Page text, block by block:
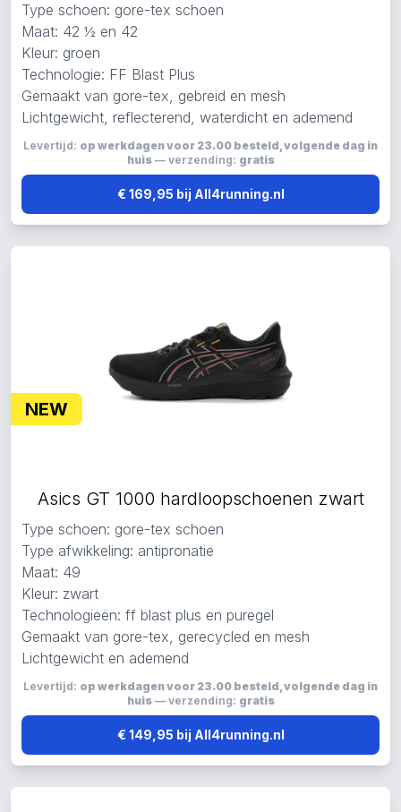
Type schoen: gore-tex schoen
Maat: 42 ½ en 42
Kleur: groen
Technologie: FF Blast Plus
Gemaakt van gore-tex, gebreid en mesh
Lichtgewicht, reflecterend, waterdicht en ademend
Levertijd: op werkdagen voor 23.00 besteld, volgende dag in
huis— verzending: gratis
€ 169,95 bij All4running.nl
NEW
Asics GT 1000 hardloopschoenen zwart
Type schoen: gore-tex schoen
Type afwikkeling: antipronatie
Maat: 49
Kleur: zwart
Technologieën: ff blast plus en puregel
Gemaakt van gore-tex, gerecycled en mesh
Lichtgewicht en ademend
Levertijd: op werkdagen voor 23.00 besteld, volgende dag in
huis— verzending: gratis
€ 149,95 bij All4running.nl